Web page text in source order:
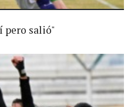
pero salió"